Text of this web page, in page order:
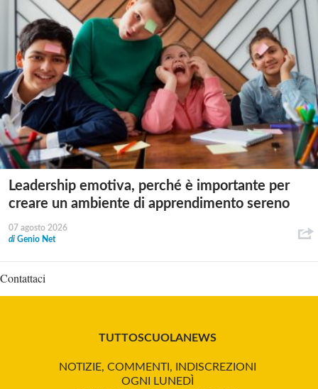
Leadership emotiva, perché è importante per
creare un ambiente di apprendimento sereno
07 agosto 2026
di Genio Net
Contattaci
TUTTOSCUOLANEWS
NOTIZIE, COMMENTI, INDISCREZIONI
OGNI LUNEDÌ